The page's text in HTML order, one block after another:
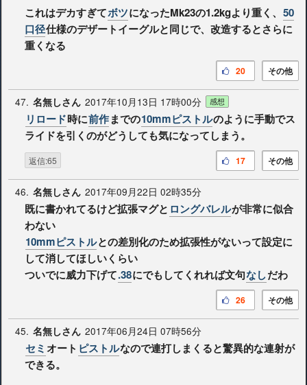
これはデカすぎてボツになったMk23の1.2kgより重く、 50
口径仕様のデザートイーグルと同じで、改造するとさらに
重くなる
その他
20
47. 名無しさん 2017年10月13日 17時00分 感想
リロード時に前作までの10mmピストルのように手動でス
ライドを引くのがどうしても気になってしまう。
返信:65 その他
17
46. 名無しさん 2017年09月22日 02時35分
既に書かれてるけど拡張マグと ロングバレルが非常に似合
わない
10mmピストルとの差別化のため拡張性がないって設定に
して消してほしいくらい
ついでに威力下げて.38にでもしてくれれば文句なしだわ
その他
26
45. 名無しさん 2017年06月24日 07時56分
セミオート ピストルなので連打しまくると驚異的な連射が
できる。